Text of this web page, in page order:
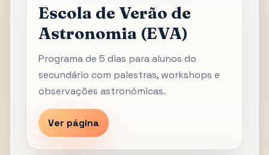
Escola de Verão de
Astronomia (EVA)
Programa de 5 dias para alunos do
secundário com palestras, workshops e
observações astronómicas.
Ver página